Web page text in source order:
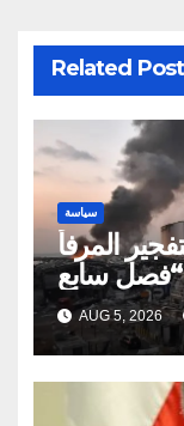
Related Post
سياسة
المرفأ
“فصل سابع
ونصف”
AUG 5, 2026